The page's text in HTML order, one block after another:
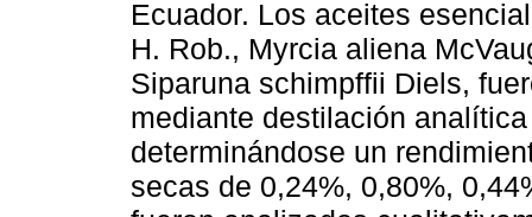
Ecuador. Los aceites
H. Rob., Myrcia aliena
Siparuna schimpffii Diels,
mediante destilación
determinándose un
secas de 0,24%, 0,80%,